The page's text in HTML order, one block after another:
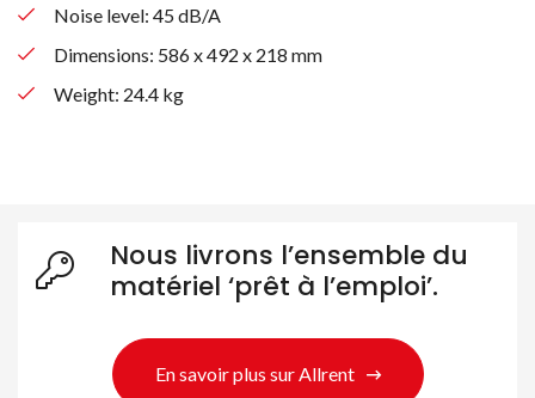
Noise level: 45 dB/A
Dimensions: 586‎ x 492 x 218 mm
Weight: 24.4 kg
Nous livrons l’ensemble du
matériel ‘prêt à l’emploi’.
En savoir plus sur Allrent